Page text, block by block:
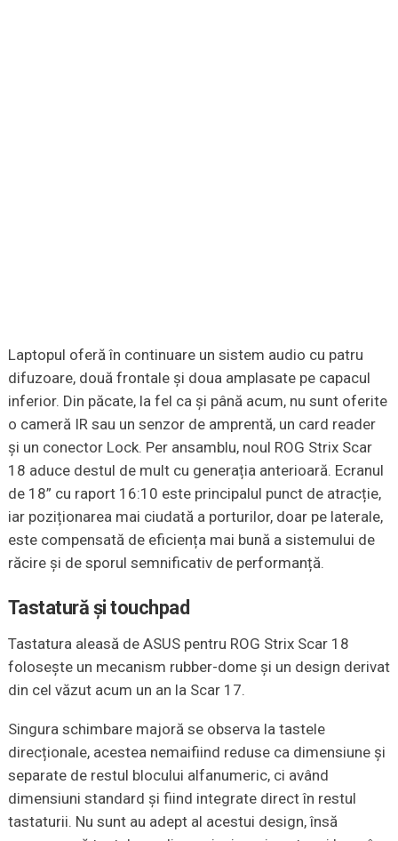
Laptopul oferă în continuare un sistem audio cu patru
difuzoare, două frontale și doua amplasate pe capacul
inferior. Din păcate, la fel ca și până acum, nu sunt oferite
o cameră IR sau un senzor de amprentă, un card reader
și un conector Lock. Per ansamblu, noul ROG Strix Scar
18 aduce destul de mult cu generația anterioară. Ecranul
de 18” cu raport 16:10 este principalul punct de atracție,
iar poziționarea mai ciudată a porturilor, doar pe laterale,
este compensată de eficiența mai bună a sistemului de
răcire și de sporul semnificativ de performanță.
Tastatură și touchpad
Tastatura aleasă de ASUS pentru ROG Strix Scar 18
folosește un mecanism rubber-dome și un design derivat
din cel văzut acum un an la Scar 17.
Singura schimbare majoră se observa la tastele
direcționale, acestea nemaifiind reduse ca dimensiune și
separate de restul blocului alfanumeric, ci având
dimensiuni standard și fiind integrate direct în restul
tastaturii. Nu sunt au adept al acestui design, însă